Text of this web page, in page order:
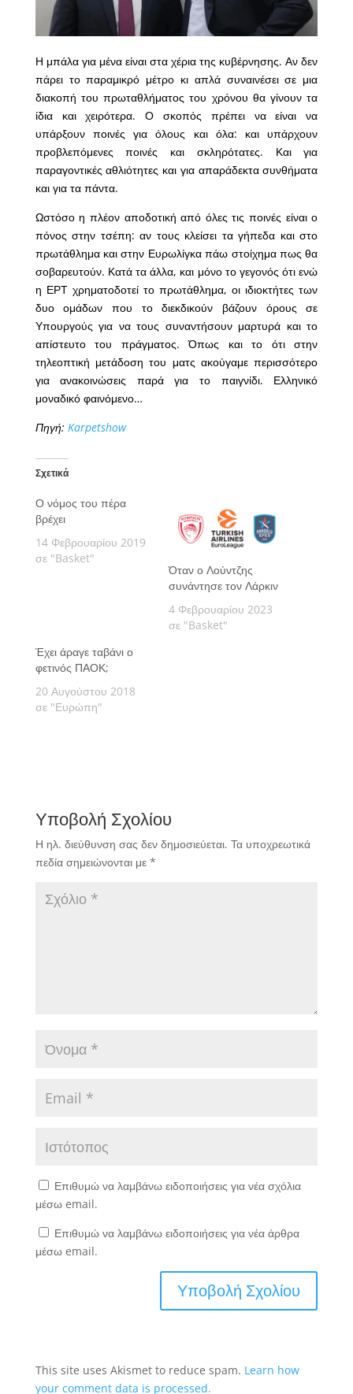
Η μπάλα για μένα είναι στα χέρια της κυβέρνησης. Αν δεν
πάρει το παραμικρό μέτρο κι απλά συναινέσει σε μια
διακοπή του πρωταθλήματος του χρόνου θα γίνουν τα
ίδια και χειρότερα. Ο σκοπός πρέπει να είναι να
υπάρξουν ποινές για όλους και όλα: και υπάρχουν
προβλεπόμενες ποινές και σκληρότατες. Και για
παραγοντικές αθλιότητες και για απαράδεκτα συνθήματα
και για τα πάντα.
Ωστόσο η πλέον αποδοτική από όλες τις ποινές είναι ο
πόνος στην τσέπη: αν τους κλείσει τα γήπεδα και στο
πρωτάθλημα και στην Ευρωλίγκα πάω στοίχημα πως θα
σοβαρευτούν. Κατά τα άλλα, και μόνο το γεγονός ότι ενώ
η ΕΡΤ χρηματοδοτεί το πρωτάθλημα, οι ιδιοκτήτες των
δυο ομάδων που το διεκδικούν βάζουν όρους σε
Υπουργούς για να τους συναντήσουν μαρτυρά και το
απίστευτο του πράγματος. Όπως και το ότι στην
τηλεοπτική μετάδοση του ματς ακούγαμε περισσότερο
για ανακοινώσεις παρά για το παιγνίδι. Ελληνικό
μοναδικό φαινόμενο…
Πηγή: Karpetshow
Σχετικά
Ο νόμος του πέρα
βρέχει
14 Φεβρουαρίου 2019
σε "Basket"
Όταν ο Λούντζης
συνάντησε τον Λάρκιν
4 Φεβρουαρίου 2023
σε "Basket"
Έχει άραγε ταβάνι ο
φετινός ΠΑΟΚ;
20 Αυγούστου 2018
σε "Ευρώπη"
Υποβολή Σχολίου
Η ηλ. διεύθυνση σας δεν δημοσιεύεται. Τα υποχρεωτικά
πεδία σημειώνονται με *
Επιθυμώ να λαμβάνω ειδοποιήσεις για νέα σχόλια
μέσω email.
Επιθυμώ να λαμβάνω ειδοποιήσεις για νέα άρθρα
μέσω email.
This site uses Akismet to reduce spam. Learn how
your comment data is processed.